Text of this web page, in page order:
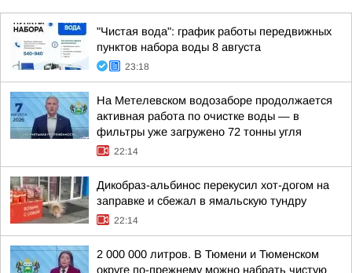
"Чистая вода": график работы передвижных
пунктов набора воды 8 августа
23:18
На Метелевском водозаборе продолжается
активная работа по очистке воды — в
фильтры уже загружено 72 тонны угля
22:14
Дикобраз-альбинос перекусил хот-догом на
заправке и сбежал в ямальскую тундру
22:14
2 000 000 литров. В Тюмени и Тюменском
округе по-прежнему можно набрать чистую